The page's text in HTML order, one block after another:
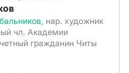
, нар. художник
чл. Академии
гражданин Читы